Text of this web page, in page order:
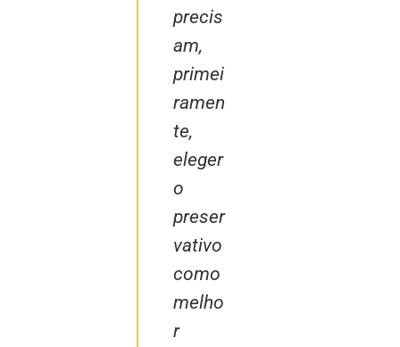
precis
am,
primei
ramen
te,
eleger
o
preser
vativo
como
melho
r